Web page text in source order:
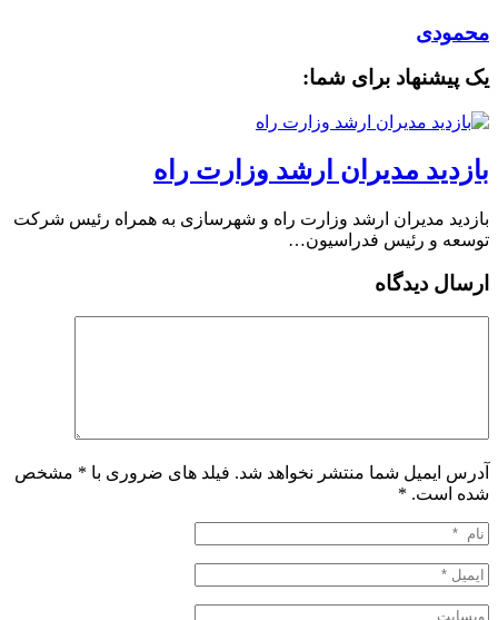
محمودی
یک پیشنهاد برای شما:
بازدید مدیران ارشد وزارت راه
بازدید مدیران ارشد وزارت راه و شهرسازی به همراه رئیس شرکت
توسعه و رئیس فدراسیون…
ارسال دیدگاه
آدرس ایمیل شما منتشر نخواهد شد. فیلد های ضروری با * مشخص
شده است. *